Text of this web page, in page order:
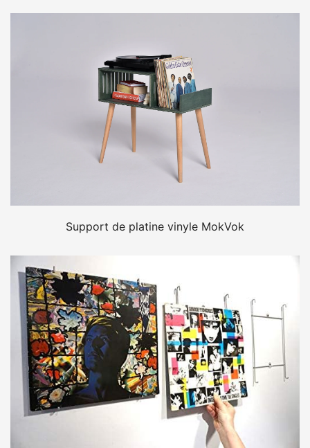
Support de platine vinyle MokVok